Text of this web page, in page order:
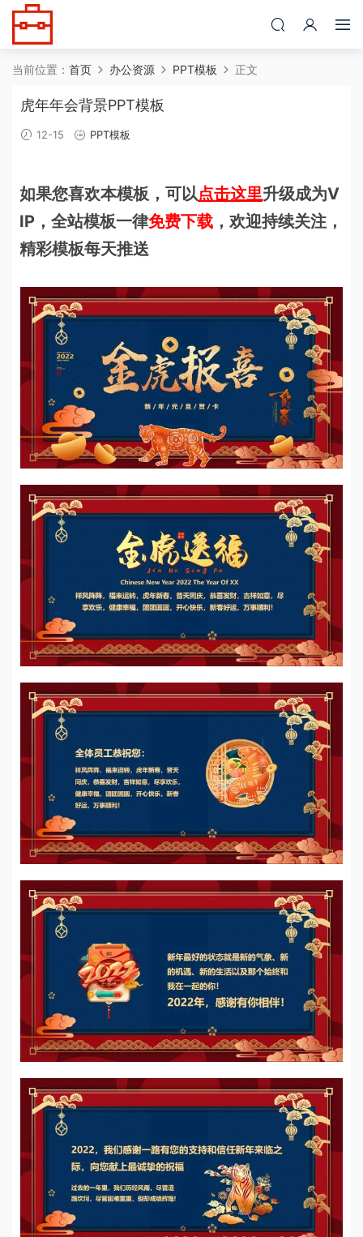
当前位置： 首页 办公资源 PPT模板 正文
虎年年会背景PPT模板
12-15 PPT模板
如果您喜欢本模板，可以点击这里升级成为V
IP，全站模板一律免费下载 ，欢迎持续关注，
精彩模板每天推送